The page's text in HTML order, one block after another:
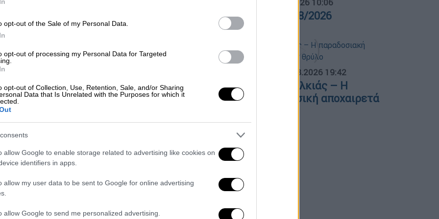
opt-out of the Sale of my Personal Data.
opt-out of processing my Personal Data for Targeted
opt-out of Collection, Use, Retention, Sale, and/or Sharing
Data that Is Unrelated with the Purposes for which it
allow Google to enable storage related to advertising like cookies on
identifiers in apps.
allow my user data to be sent to Google for online advertising
allow Google to send me personalized advertising.
Τρόμο προκαλούν οι εκρήξεις σε
Τελ Αβίβ και Βηρυτό - Το IDF έχει
εισβολή
Τελ Αβίβ
Συγκλονίζει ο Δημήτρης Ιτούδης:
από έκρηξη στα 700 μέτρα από το
06.08.2026 10:06
Ώρα Ελλάδος 06/08/2026
06.08.2026 19:42
Έφυγε ο Λάκης Χαλκιάς – Η
παραδοσιακή μουσική αποχαιρετά